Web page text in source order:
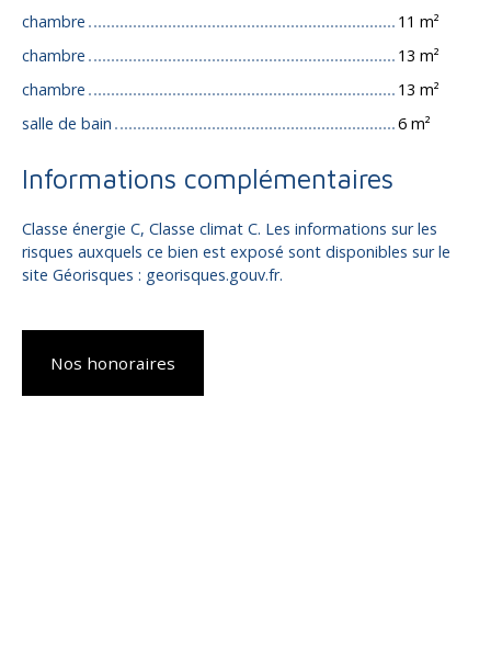
chambre
11 m²
chambre
13 m²
chambre
13 m²
salle de bain
6 m²
Informations complémentaires
Classe énergie C, Classe climat C. Les informations sur les
risques auxquels ce bien est exposé sont disponibles sur le
site Géorisques : georisques.gouv.fr.
Nos honoraires